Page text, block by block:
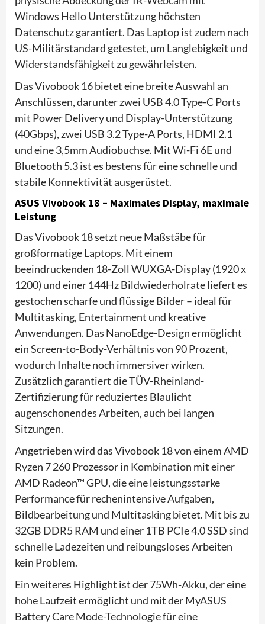
Windows Hello Unterstützung höchsten
Datenschutz garantiert. Das Laptop ist zudem nach
US-Militärstandard getestet, um Langlebigkeit und
Widerstandsfähigkeit zu gewährleisten.
Das Vivobook 16 bietet eine breite Auswahl an
Anschlüssen, darunter zwei USB 4.0 Type-C Ports
mit Power Delivery und Display-Unterstützung
(40Gbps), zwei USB 3.2 Type-A Ports, HDMI 2.1
und eine 3,5mm Audiobuchse. Mit Wi-Fi 6E und
Bluetooth 5.3 ist es bestens für eine schnelle und
stabile Konnektivität ausgerüstet.
ASUS Vivobook 18 – Maximales Display, maximale
Leistung
Das Vivobook 18 setzt neue Maßstäbe für
großformatige Laptops. Mit einem
beeindruckenden 18-Zoll WUXGA-Display (1920 x
1200) und einer 144Hz Bildwiederholrate liefert es
gestochen scharfe und flüssige Bilder – ideal für
Multitasking, Entertainment und kreative
Anwendungen. Das NanoEdge-Design ermöglicht
ein Screen-to-Body-Verhältnis von 90 Prozent,
wodurch Inhalte noch immersiver wirken.
Zusätzlich garantiert die TÜV-Rheinland-
Zertifizierung für reduziertes Blaulicht
augenschonendes Arbeiten, auch bei langen
Sitzungen.
Angetrieben wird das Vivobook 18 von einem AMD
Ryzen 7 260 Prozessor in Kombination mit einer
AMD Radeon™ GPU, die eine leistungsstarke
Performance für rechenintensive Aufgaben,
Bildbearbeitung und Multitasking bietet. Mit bis zu
32GB DDR5 RAM und einer 1TB PCIe 4.0 SSD sind
schnelle Ladezeiten und reibungsloses Arbeiten
kein Problem.
Ein weiteres Highlight ist der 75Wh-Akku, der eine
hohe Laufzeit ermöglicht und mit der MyASUS
Battery Care Mode-Technologie für eine